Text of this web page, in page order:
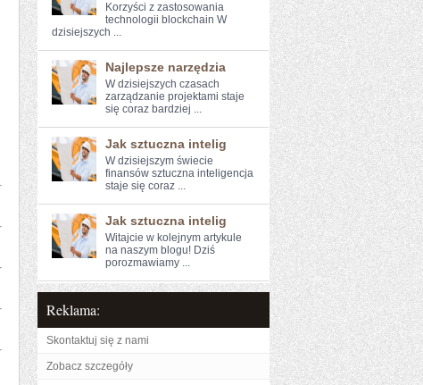
Korzyści z zastosowania⁤
technologii blockchain W
dzisiejszych ...
Najlepsze narzędzia
W dzisiejszych czasach
zarządzanie projektami staje
się coraz bardziej ...
Jak sztuczna intelig
W dzisiejszym świecie
finansów sztuczna inteligencja
staje się coraz ...
Jak sztuczna intelig
Witajcie w ⁢kolejnym artykule
na naszym blogu! Dziś
porozmawiamy ...
Reklama:
Skontaktuj się z nami
Zobacz szczegóły